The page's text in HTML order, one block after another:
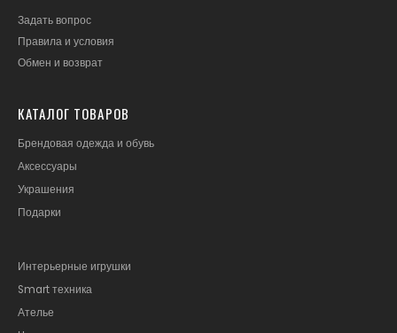
Задать вопрос
Правила и условия
Обмен и возврат
КАТАЛОГ ТОВАРОВ
Брендовая одежда и обувь
Аксессуары
Украшения
Подарки
Интерьерные игрушки
Smart техника
Ателье